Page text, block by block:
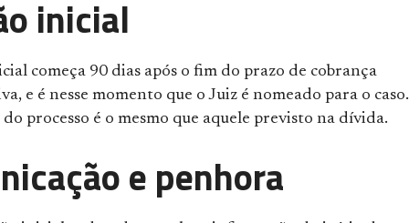
inicial
começa 90 dias após o fim do prazo de cobrança
e é nesse momento que o Juiz é nomeado para o
processo é o mesmo que aquele previsto na dívida.
e penhora